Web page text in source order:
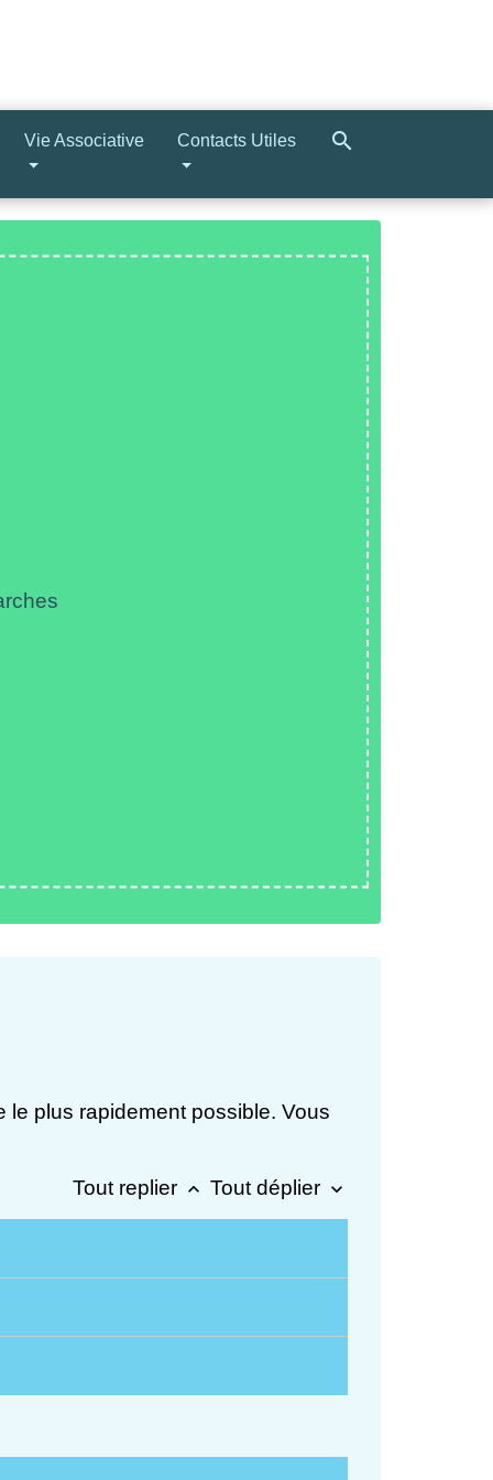
Vie Associative Contacts Utiles search
le plus rapidement possible. Vous
Tout replier keyboard_arrow_up Tout déplier keyboard_arrow_down